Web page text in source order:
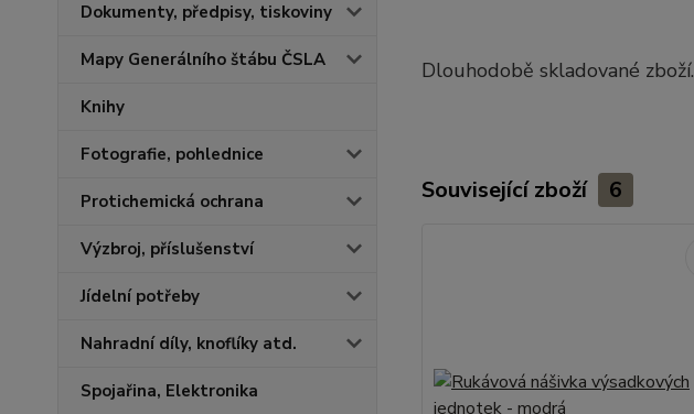
Dokumenty, předpisy, tiskoviny
Mapy Generálního štábu ČSLA
Knihy
Fotografie, pohlednice
Protichemická ochrana
Výzbroj, příslušenství
Jídelní potřeby
Nahradní díly, knoflíky atd.
Spojařina, Elektronika
Dlouhodobě skladované zboží.
Související zboží 6